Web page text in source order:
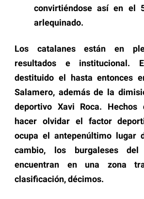
convirtiéndose así en el
arlequinado.
Los catalanes están en
resultados e institucional.
destituido el hasta entonces
Salamero, además de la
deportivo Xavi Roca. Hechos
hacer olvidar el factor
ocupa el antepenúltimo lugar
cambio, los burgaleses
encuentran en una zona
clasificación, décimos.